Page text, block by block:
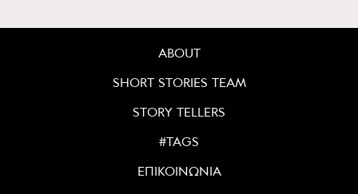
ABOUT
SHORT STORIES TEAM
STORY TELLERS
#TAGS
ΕΠΙΚΟΙΝΩΝΙΑ